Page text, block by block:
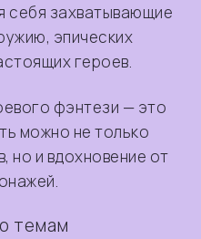
себя захватывающие
эпических
героев.
фэнтези — это
можно не только
но и вдохновение от
темам